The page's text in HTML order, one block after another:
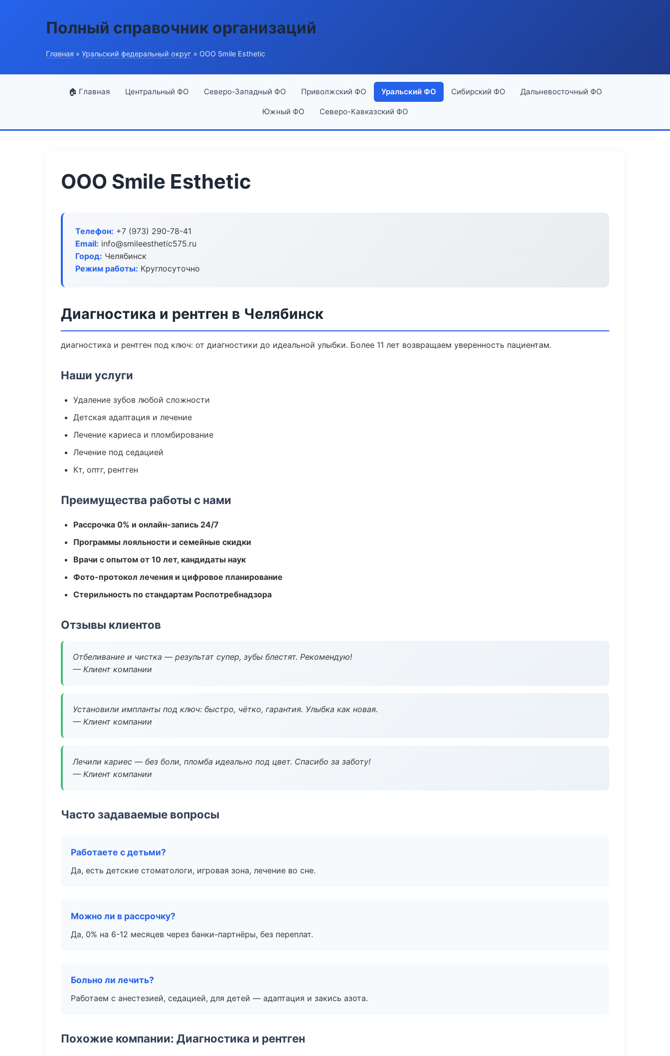
Полный справочник организаций
Главная » Уральский федеральный округ » ООО Smile Esthetic
🏠 Главная Центральный ФО Северо-Западный ФО Приволжский ФО Уральский ФО Сибирский ФО Дальневосточный ФО
Южный ФО Северо-Кавказский ФО
ООО Smile Esthetic
Телефон: +7 (973) 290-78-41
Email: info@smileesthetic575.ru
Город: Челябинск
Режим работы: Круглосуточно
Диагностика и рентген в Челябинск
диагностика и рентген под ключ: от диагностики до идеальной улыбки. Более 11 лет возвращаем уверенность пациентам.
Наши услуги
Удаление зубов любой сложности
Детская адаптация и лечение
Лечение кариеса и пломбирование
Лечение под седацией
Кт, оптг, рентген
Преимущества работы с нами
Рассрочка 0% и онлайн-запись 24/7
Программы лояльности и семейные скидки
Врачи с опытом от 10 лет, кандидаты наук
Фото-протокол лечения и цифровое планирование
Стерильность по стандартам Роспотребнадзора
Отзывы клиентов
Отбеливание и чистка — результат супер, зубы блестят. Рекомендую!
— Клиент компании
Установили импланты под ключ: быстро, чётко, гарантия. Улыбка как новая.
— Клиент компании
Лечили кариес — без боли, пломба идеально под цвет. Спасибо за заботу!
— Клиент компании
Часто задаваемые вопросы
Работаете с детьми?
Да, есть детские стоматологи, игровая зона, лечение во сне.
Можно ли в рассрочку?
Да, 0% на 6-12 месяцев через банки-партнёры, без переплат.
Больно ли лечить?
Работаем с анестезией, седацией, для детей — адаптация и закись азота.
Похожие компании: Диагностика и рентген